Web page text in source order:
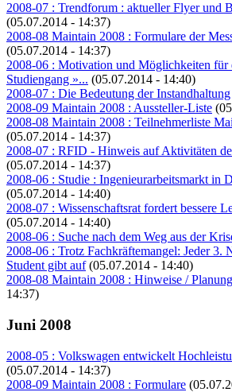
2008-07 : Trendforum : aktueller Flyer und
(05.07.2014 - 14:37)
2008-08 Maintain 2008 : Formulare der
(05.07.2014 - 14:37)
2008-06 : Motivation und Möglichkeiten für
Studiengang »... (05.07.2014 - 14:40)
2008-07 : Die Bedeutung der Instandhaltung
2008-09 Maintain 2008 : Aussteller-Liste
2008-08 Maintain 2008 : Teilnehmerliste
(05.07.2014 - 14:37)
2008-07 : RFID - Hinweis auf Aktivitäten
(05.07.2014 - 14:37)
2008-06 : Studie : Ingenieurarbeitsmarkt in
(05.07.2014 - 14:40)
2008-07 : Wissenschaftsrat fordert bessere
(05.07.2014 - 14:40)
2008-06 : Suche nach dem Weg aus der
2008-06 : Trotz Fachkräftemangel: Jeder 3.
Student gibt auf (05.07.2014 - 14:40)
2008-08 Maintain 2008 : Hinweise /
14:37)
Juni 2008
2008-05 : Volkswagen entwickelt
(05.07.2014 - 14:37)
2008-09 Maintain 2008 : Formulare